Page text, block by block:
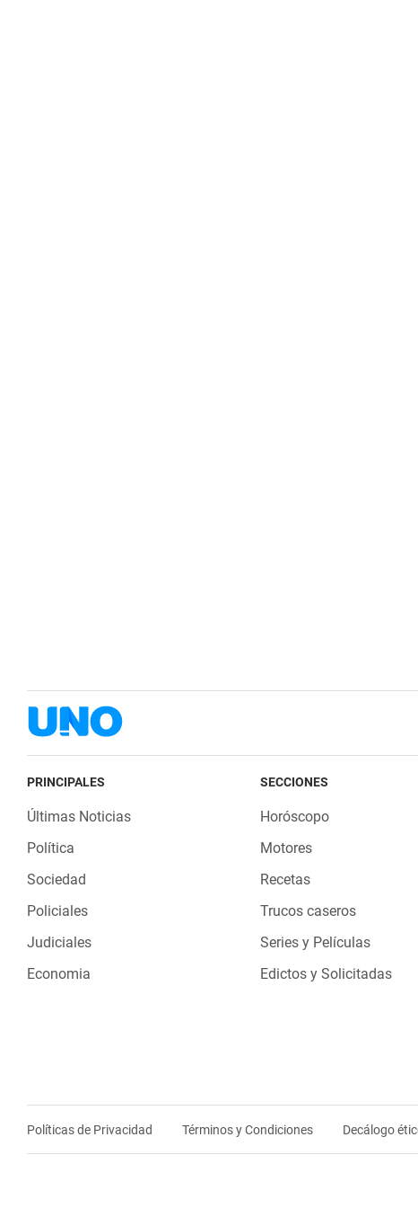
PRINCIPALES
Últimas Noticias
Política
Sociedad
Policiales
Judiciales
Economia
SECCIONES
Horóscopo
Motores
Recetas
Trucos caseros
Series y Películas
Edictos y Solicitadas
Políticas de Privacidad Términos y Condiciones Decálogo